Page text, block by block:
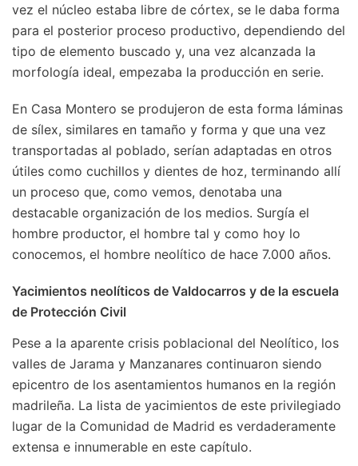
vez el núcleo estaba libre de córtex, se le daba forma
para el posterior proceso productivo, dependiendo del
tipo de elemento buscado y, una vez alcanzada la
morfología ideal, empezaba la producción en serie.
En Casa Montero se produjeron de esta forma láminas
de sílex, similares en tamaño y forma y que una vez
transportadas al poblado, serían adaptadas en otros
útiles como cuchillos y dientes de hoz, terminando allí
un proceso que, como vemos, denotaba una
destacable organización de los medios. Surgía el
hombre productor, el hombre tal y como hoy lo
conocemos, el hombre neolítico de hace 7.000 años.
Yacimientos neolíticos de Valdocarros y de la escuela
de Protección Civil
Pese a la aparente crisis poblacional del Neolítico, los
valles de Jarama y Manzanares continuaron siendo
epicentro de los asentamientos humanos en la región
madrileña. La lista de yacimientos de este privilegiado
lugar de la Comunidad de Madrid es verdaderamente
extensa e innumerable en este capítulo.